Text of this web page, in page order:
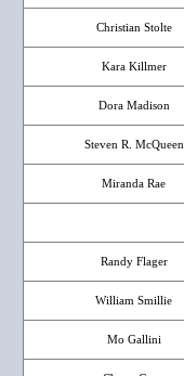
Christian Stolte
Kara Killmer
Dora Madison
Steven R. McQueen
Miranda Rae
Randy Flager
William Smillie
Mo Gallini